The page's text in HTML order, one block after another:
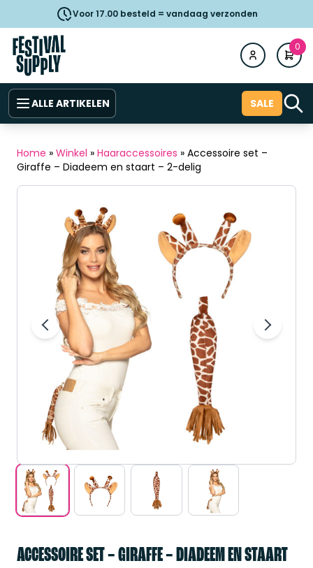
Voor 17.00 besteld = vandaag verzonden
0
ALLE ARTIKELEN SALE
Home » Winkel » Haaraccessoires » Accessoire set –
Giraffe – Diadeem en staart – 2-delig
ACCESSOIRE SET – GIRAFFE – DIADEEM EN STAART